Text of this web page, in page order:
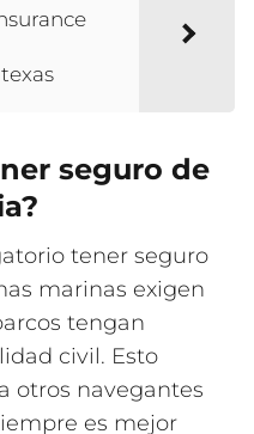
seguro de
tener seguro
marinas exigen
tengan
civil. Esto
otros navegantes
es mejor